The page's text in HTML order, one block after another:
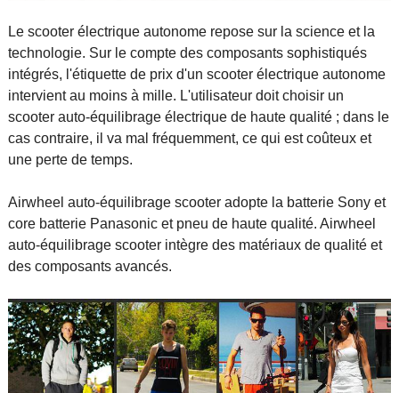
Le scooter électrique autonome repose sur la science et la
technologie. Sur le compte des composants sophistiqués
intégrés, l'étiquette de prix d'un scooter électrique autonome
intervient au moins à mille. L'utilisateur doit choisir un
scooter auto-équilibrage électrique de haute qualité ; dans le
cas contraire, il va mal fréquemment, ce qui est coûteux et
une perte de temps.
Airwheel auto-équilibrage scooter adopte la batterie Sony et
core batterie Panasonic et pneu de haute qualité. Airwheel
auto-équilibrage scooter intègre des matériaux de qualité et
des composants avancés.